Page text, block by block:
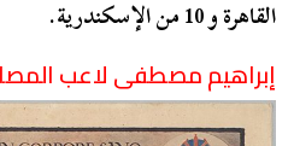
القاهرة و 10 من الإسكندرية.
إبراهيم مصطفى لاعب